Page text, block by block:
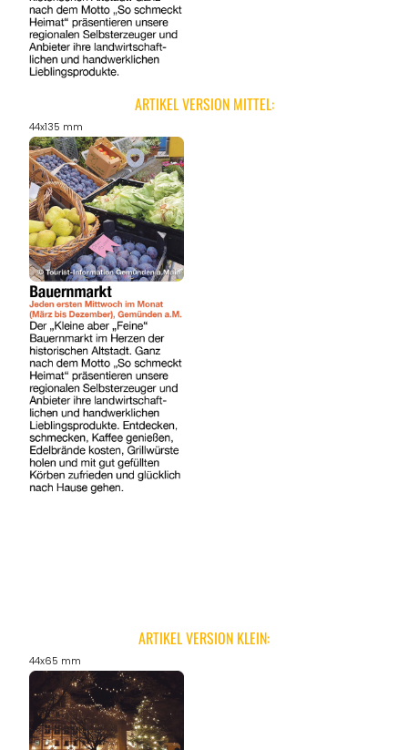
ARTIKEL VERSION MITTEL:
44x135 mm
ARTIKEL VERSION KLEIN:
44x65 mm